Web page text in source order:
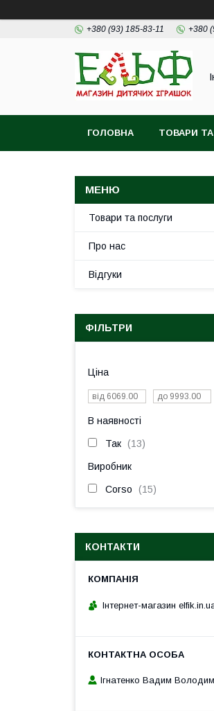
+380 (93) 185-83-11 +380
ГОЛОВНА ТОВАРИ
Товари та послуги
Про нас
Відгуки
ФІЛЬТРИ
Ціна
В наявності
Так 13
Виробник
Corso 15
КОНТАКТИ
Інтернет-магазин
Ігнатенко Вадим